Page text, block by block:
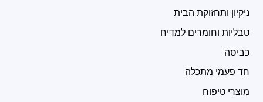
ניקיון ותחזוקת הבית
טבליות וחומרים למדיח
כביסה
חד פעמי מתכלה
מוצרי טיפוח